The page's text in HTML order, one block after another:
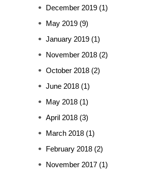
December 2019 (1)
May 2019 (9)
January 2019 (1)
November 2018 (2)
October 2018 (2)
June 2018 (1)
May 2018 (1)
April 2018 (3)
March 2018 (1)
February 2018 (2)
November 2017 (1)